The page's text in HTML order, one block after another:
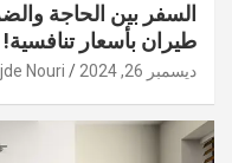
السفر بين الحاجة
طيران بأسعار تنافسية!
ديسمبر 26, 2024 Nouri